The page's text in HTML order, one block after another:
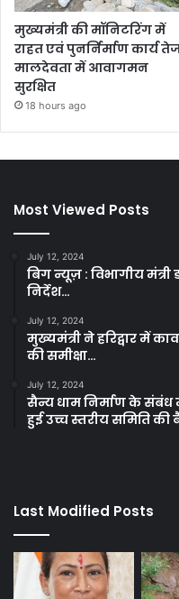
मुख्यमंत्री की मॉनिटरिंग में
राहत एवं पुनर्निर्माण कार्य
मालदेवता में आवागमन
सुरक्षित
18 hours ago
Most Viewed Posts
July 12, 2024
बिग न्यूज़ : विभागीय मंत्री
निर्देश…
July 12, 2024
मुख्यमंत्री ने हरिद्वार में
की समीक्षा…
July 12, 2024
सैन्य धाम निर्माण के संबंध
हुई उच्च स्तरीय समिति
Last Modified Posts